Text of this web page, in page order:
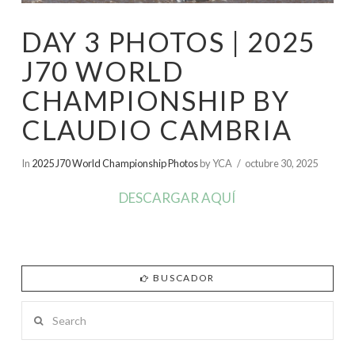
DAY 3 PHOTOS | 2025
J70 WORLD
CHAMPIONSHIP BY
CLAUDIO CAMBRIA
In 2025 J70 World Championship Photosby YCA octubre 30, 2025
DESCARGAR AQUÍ
BUSCADOR